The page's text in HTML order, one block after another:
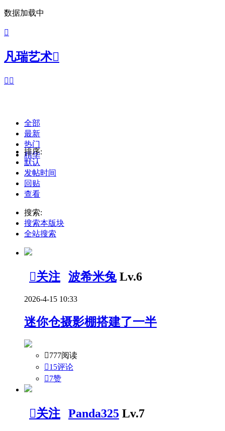
数据加载中

凡瑞艺术
 
全部
最新
热门
精华
排序:
默认
发帖时间
回贴
查看
搜索:
搜索本版块
全站搜索
关注 波希米兔 Lv.6
2026-4-15 10:33
迷你仓摄影棚搭建了一半
777阅读
15评论
7赞
关注 Panda325 Lv.7